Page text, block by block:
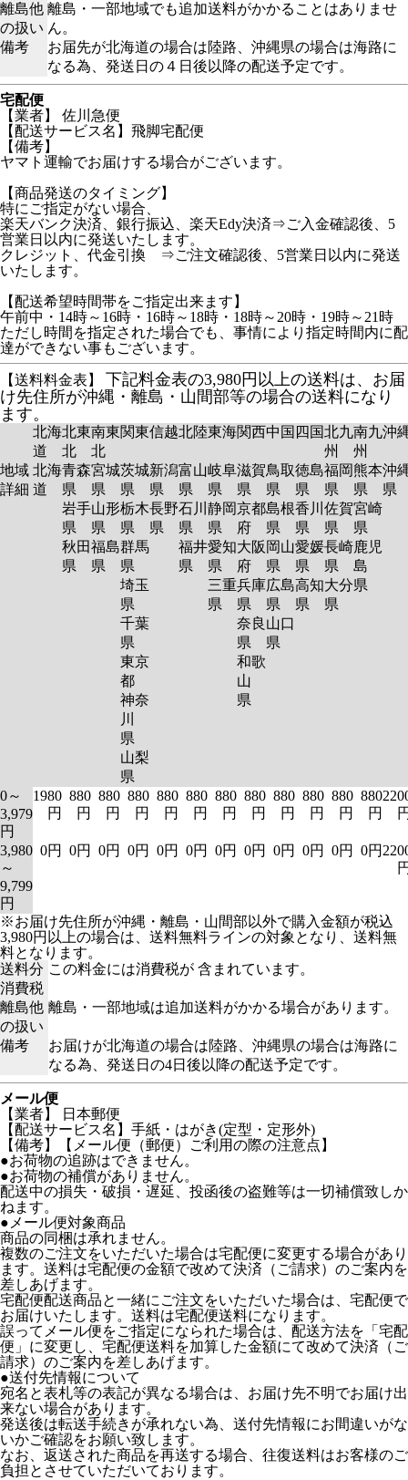
離島他
の扱い
離島・一部地域でも追加送料がかかることはありませ
ん。
備考
お届先が北海道の場合は陸路、沖縄県の場合は海路に
なる為、発送日の４日後以降の配送予定です。
宅配便
【業者】 佐川急便
【配送サービス名】飛脚宅配便
【備考】
ヤマト運輸でお届けする場合がございます。
【商品発送のタイミング】
特にご指定がない場合、
楽天バンク決済、銀行振込、楽天Edy決済⇒ご入金確認後、5
営業日以内に発送いたします。
クレジット、代金引換 ⇒ご注文確認後、5営業日以内に発送
いたします。
【配送希望時間帯をご指定出来ます】
午前中・14時～16時・16時～18時・18時～20時・19時～21時
ただし時間を指定された場合でも、事情により指定時間内に配
達ができない事もございます。
【送料料金表】
下記料金表の3,980円以上の送料は、お届
け先住所が沖縄・離島・山間部等の場合の送料になり
ます。
北海
道
北東
北
南東
北
関東信越北陸東海関西中国 四国北九
州
南九
州
沖
地域
詳細
北海
道
青森
県
岩手
県
秋田
県
宮城
県
山形
県
福島
県
茨城
県
栃木
県
群馬
県
埼玉
県
千葉
県
東京
都
神奈
川
県
山梨
県
新潟
県
長野
県
富山
県
石川
県
福井
県
岐阜
県
静岡
県
愛知
県
三重
県
滋賀
県
京都
府
大阪
府
兵庫
県
奈良
県
和歌
山
県
鳥取
県
島根
県
岡山
県
広島
県
山口
県
徳島
県
香川
県
愛媛
県
高知
県
福岡
県
佐賀
県
長崎
県
大分
県
熊本
県
宮崎
県
鹿児
島
県
沖
0～
3,979
円
1980
円
880
円
880
円
880
円
880
円
880
円
880
円
880
円
880
円
880
円
880
円
880
円
3,980
～
9,799
円
0円 0円 0円 0円 0円 0円 0円 0円 0円 0円 0円 0円
※お届け先住所が沖縄・離島・山間部以外で購入金額が税込
3,980円以上の場合は、送料無料ラインの対象となり、送料無
料となります。
送料分
消費税
この料金には消費税が 含まれています。
離島他
の扱い
離島・一部地域は追加送料がかかる場合があります。
備考
お届けが北海道の場合は陸路、沖縄県の場合は海路に
なる為、発送日の4日後以降の配送予定です。
メール便
【業者】 日本郵便
【配送サービス名】手紙・はがき(定型・定形外)
【備考】【メール便（郵便）ご利用の際の注意点】
●お荷物の追跡はできません。
●お荷物の補償がありません。
配送中の損失・破損・遅延、投函後の盗難等は一切補償致しか
ねます。
●メール便対象商品
商品の同梱は承れません。
複数のご注文をいただいた場合は宅配便に変更する場合があり
ます。送料は宅配便の金額で改めて決済（ご請求）のご案内を
差しあげます。
宅配便配送商品と一緒にご注文をいただいた場合は、宅配便で
お届けいたします。送料は宅配便送料になります。
誤ってメール便をご指定になられた場合は、配送方法を「宅配
便」に変更し、宅配便送料を加算した金額にて改めて決済（ご
請求）のご案内を差しあげます。
●送付先情報について
宛名と表札等の表記が異なる場合は、お届け先不明でお届け出
来ない場合があります。
発送後は転送手続きが承れない為、送付先情報にお間違いがな
いかご確認をお願い致します。
なお、返送された商品を再送する場合、往復送料はお客様のご
負担とさせていただいております。